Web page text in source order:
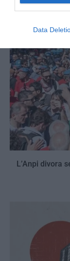
Data
L’Anpi divora